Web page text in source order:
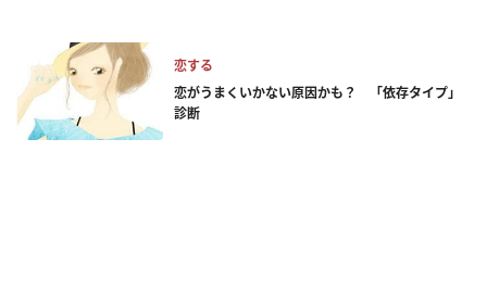
恋する
恋がうまくいかない原因かも？ 「依存タイプ」
診断